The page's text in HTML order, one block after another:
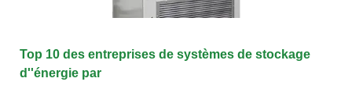
Top 10 des entreprises de systèmes de stockage
d''énergie par